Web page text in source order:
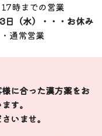
時までの営業
（水）・・・お休み
通常営業
に合った漢方薬をお
す。
いませ。